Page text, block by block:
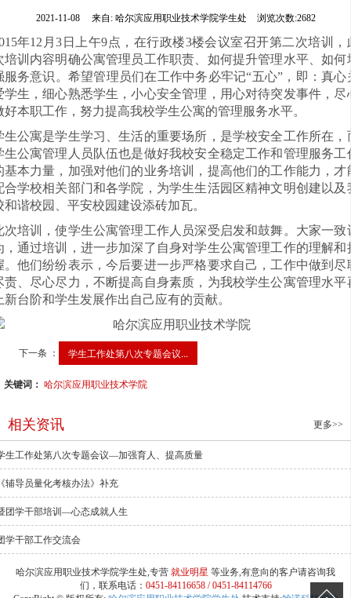
2021-11-08 来自: 哈尔滨应用职业技术学院学生处 浏览次数:2682
年12 月3 日上午9点，在行政楼3楼会议室召开第二次培训，
培训内容明确公寓管理员工作职责、如何提升管理水平、如何
服务意识。希望管理员们在工作中务必牢记“五心” ，即：真心
学生，细心熟悉学生，小心安全管理，用心对待突发事件，尽
好本职工作，努力提高我校学生公寓的管理服务水平。
生公寓是学生学习、生活的重要场所，是学校安全工作所在，
生公寓管理人员队伍也是做好我校安全稳定工作和管理服务工
基本力量，加强对他们的业务培训，提高他们的工作能力，才
合学校相关部门和各学院，为学生生活园区精神文明创建以及
和谐校园、平安校园建设添砖加瓦。
次培训，使学生公寓管理工作人员深受启发和鼓舞。大家一致
，通过培训，进一步加深了自身对学生公寓管理工作的理解和
。他们纷纷表示，今后要进一步严格要求自己，工作中做到尽
责、尽心尽力，不断提高自身素质，为我校学生公寓管理水平
新台阶和学生发展作出自己应有的贡献。
下一条 ： 学生工作处第八次专题会议...
关键词： 哈尔滨应用职业技术学院
相关资讯 更多>>
生工作处第八次专题会议—加强育人、提高质量
辅导员量化考核办法》补充
团学干部培训—心态成就人生
学干部工作交流会
哈尔滨应用职业技术学院学生处,专营 就业明星 等业务,有意向的客户请咨询我
们，联系电话： 0451-84116658 / 0451-84114766